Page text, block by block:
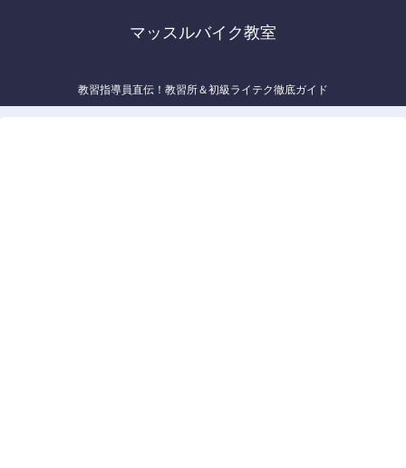
マッスルバイク教室
教習指導員直伝！教習所＆初級ライテク徹底ガイド